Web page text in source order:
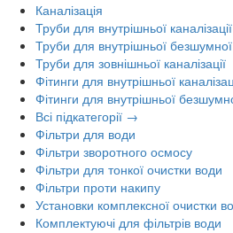
Каналізація
Труби для внутрішньої каналізації
Труби для внутрішньої безшумної
Труби для зовнішньої каналізації
Фітинги для внутрішньої
Фітинги для внутрішньої
Всі підкатегорії →
Фільтри для води
Фільтри зворотного осмосу
Фільтри для тонкої очистки води
Фільтри проти накипу
Установки комплексної очистки
Комплектуючі для фільтрів води